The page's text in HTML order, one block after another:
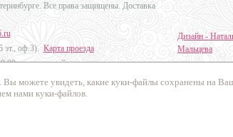
можете увидеть, какие куки-файлы сохранены на
нами куки-файлов.
Все права защищены. Доставка
эт., оф.3). Карта проезда
вс выходной
Красноярск, Казань и в другие города
Дизайн -
Мальцева
Промо Эксперт